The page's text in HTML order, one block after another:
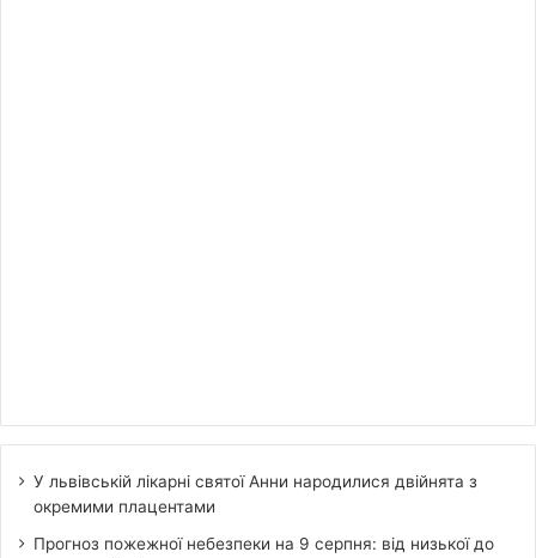
У львівській лікарні святої Анни народилися двійнята з
окремими плацентами
Прогноз пожежної небезпеки на 9 серпня: від низької до